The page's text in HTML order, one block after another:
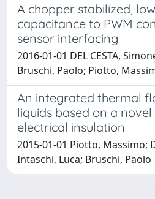
A chopper stabilized,
capacitance to PWM
sensor interfacing
2016-01-01 DEL CESTA,
Bruschi, Paolo; Piotto,
An integrated thermal
liquids based on a
electrical insulation
2015-01-01 Piotto, Massimo;
Intaschi, Luca; Bruschi, Paolo